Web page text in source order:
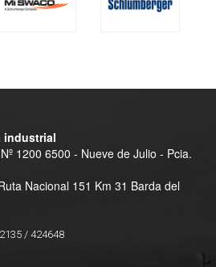
industrial
1200 6500 - Nueve de Julio - Pcia.
Nacional 151 Km 31 Barda del
/ 424648